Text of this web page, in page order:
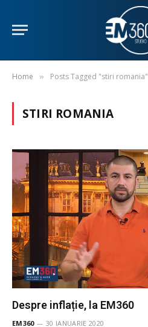
Home » Posts Tagged "stiri romania"
STIRI ROMANIA
Despre inflație, la EM360
EM360 30 IANUARIE 2020